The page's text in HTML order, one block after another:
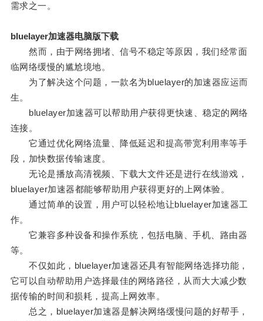
需求之一。
bluelayer加速器电脑版下载
然而，由于网络拥堵、信号不稳定等原因，我们经常面
临网络缓慢的尴尬境地。
为了解决这个问题，一款名为bluelayer的加速器应运而
生。
bluelayer加速器可以帮助用户获得更快速、稳定的网络
连接。
它通过优化网络流量、降低延迟和提高带宽利用率等手
段，加快数据传输速度。
无论是播放高清视频、下载大文件还是进行在线游戏，
bluelayer加速器都能够帮助用户获得更好的上网体验。
通过简单的设置，用户可以轻松地让bluelayer加速器工
作。
它兼容多种设备和操作系统，包括电脑、手机、路由器
等。
不仅如此，bluelayer加速器还具有智能网络选择功能，
它可以自动帮助用户选择最佳的网络路径，从而大大减少数
据传输的时间和损耗，提高上网效率。
总之，bluelayer加速器是解决网络缓慢问题的好帮手，